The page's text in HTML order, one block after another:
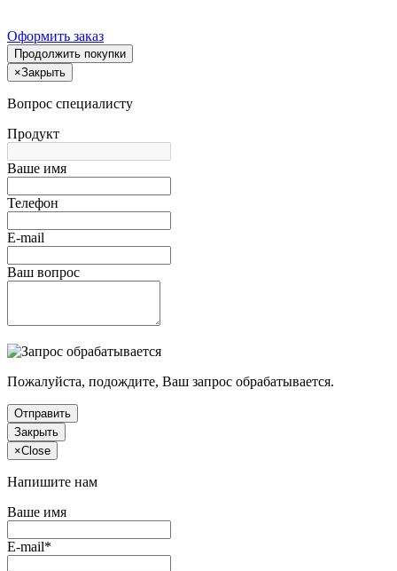
Оформить заказ
Продолжить покупки
×Закрыть
Вопрос специалисту
Продукт
Ваше имя
Телефон
E-mail
Ваш вопрос
Пожалуйста, подождите, Ваш запрос обрабатывается.
Отправить
Закрыть
×Close
Напишите нам
Ваше имя
E-mail*